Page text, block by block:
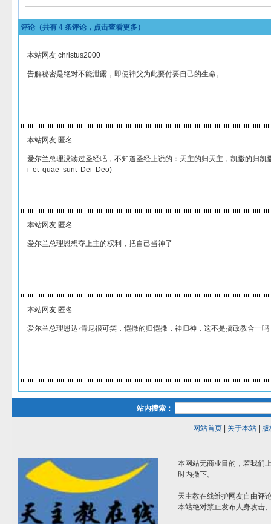
评论（共有 4 条评论，点击查看更多）
本站网友 christus2000
告解秘密是绝对不能泄露，即使神父为此要付要自己的生命。
本站网友 匿名
爱尔兰总理没读过圣经吧，不知道圣经上说的：天主的归天主，凯撒的归
i et quae sunt Dei Deo)
本站网友 匿名
爱尔兰总理恩想夺上主的权利，把自己当神了
本站网友 匿名
爱尔兰总理恩达·肯尼很可笑，恺撒的归恺撒，神归神，这不是搞政教合一吗
站内搜索：
网站首页| 关于本站| 版
本网站无商业目的，若我们
时内撤下。
天主教在线维护网友自由评
本站绝对禁止发布人身攻击